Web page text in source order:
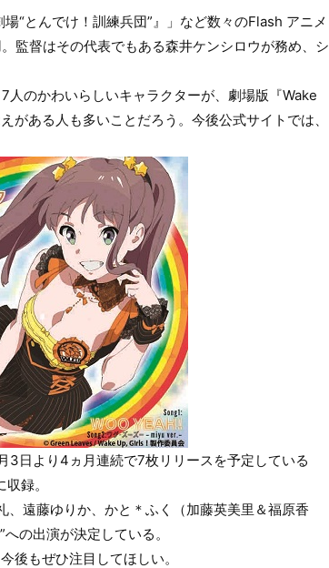
“とんでけ！訓練兵団”』」など数々のFlash アニメ
監督はその代表でもある森井ケンシロウが務め、シ
のかわいらしいキャラクターが、劇場版『Wake
ある人も多いことだろう。今後公式サイトでは、
3日より4ヵ月連続で7枚リリースを予定している
録。
遠藤ゆりか、かと＊ふく（加藤英美里＆福原香
の出演が決定している。
後もぜひ注目してほしい。